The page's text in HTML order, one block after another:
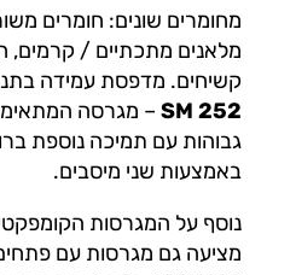
מחומרים שונים: חומרים
מלאנים מתכתיים / קרמים,
קשיחים. מדפסת עמידה
SM 252– מגרסה
גבוהות עם תמיכה נוספת
באמצעות שני מיסבים.
מציעה גם מגרסות עם